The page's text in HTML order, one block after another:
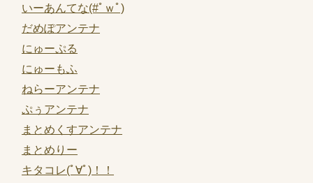
いーあんてな(#ﾟｗﾟ)
だめぽアンテナ
にゅーぷる
にゅーもふ
ねらーアンテナ
ぷぅアンテナ
まとめくすアンテナ
まとめりー
キタコレ(ﾟ∀ﾟ)！！